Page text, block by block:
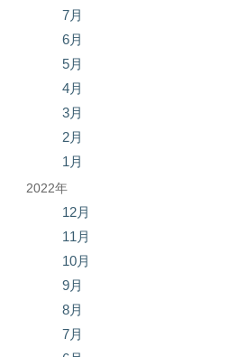
7月
6月
5月
4月
3月
2月
1月
2022年
12月
11月
10月
9月
8月
7月